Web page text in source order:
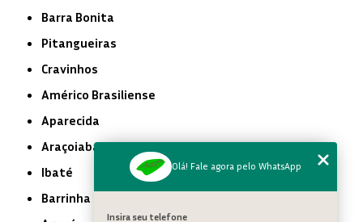
Barra Bonita
Pitangueiras
Cravinhos
Américo Brasiliense
Aparecida
Araçoiaba da Serra
Ibaté
Barrinha
Olá! Fale agora pelo WhatsApp
Insira seu telefone